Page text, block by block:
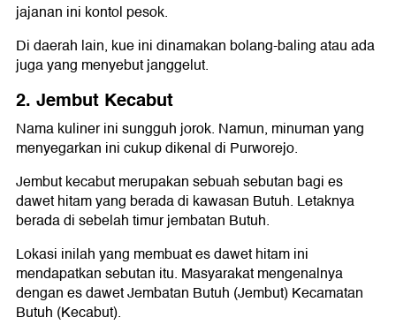
jajanan ini kontol pesok.
Di daerah lain, kue ini dinamakan bolang-baling atau ada
juga yang menyebut janggelut.
2. Jembut Kecabut
Nama kuliner ini sungguh jorok. Namun, minuman yang
menyegarkan ini cukup dikenal di Purworejo.
Jembut kecabut merupakan sebuah sebutan bagi es
dawet hitam yang berada di kawasan Butuh. Letaknya
berada di sebelah timur jembatan Butuh.
Lokasi inilah yang membuat es dawet hitam ini
mendapatkan sebutan itu. Masyarakat mengenalnya
dengan es dawet Jembatan Butuh (Jembut) Kecamatan
Butuh (Kecabut).